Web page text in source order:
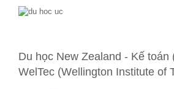
Du học New Zealand - Kế toán
WelTec (Wellington Institute of